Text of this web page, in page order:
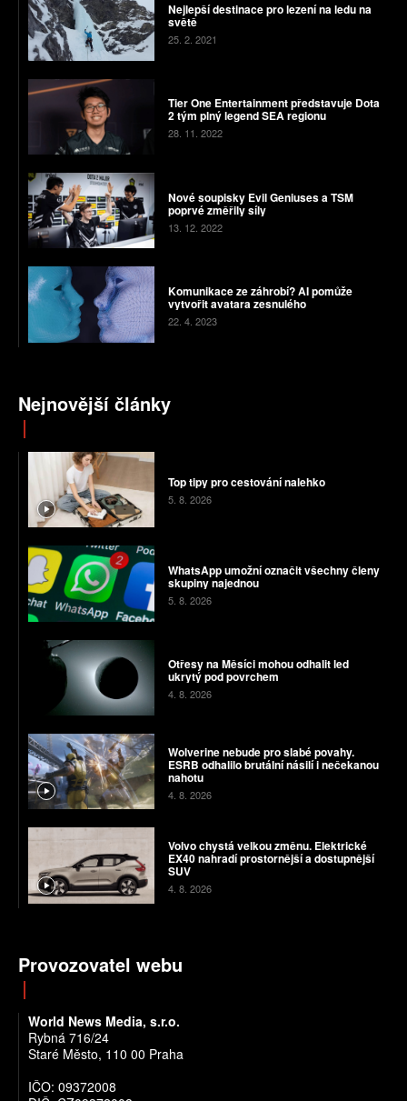
Nejlepší destinace pro lezení na ledu na
světě
25. 2. 2021
Tier One Entertainment představuje Dota
2 tým plný legend SEA regionu
28. 11. 2022
Nové soupisky Evil Geniuses a TSM
poprvé změřily síly
13. 12. 2022
Komunikace ze záhrobí? AI pomůže
vytvořit avatara zesnulého
22. 4. 2023
Nejnovější články
Top tipy pro cestování nalehko
5. 8. 2026
WhatsApp umožní označit všechny členy
skupiny najednou
5. 8. 2026
Otřesy na Měsíci mohou odhalit led
ukrytý pod povrchem
4. 8. 2026
Wolverine nebude pro slabé povahy.
ESRB odhalilo brutální násilí i nečekanou
nahotu
4. 8. 2026
Volvo chystá velkou změnu. Elektrické
EX40 nahradí prostornější a dostupnější
SUV
4. 8. 2026
Provozovatel webu
World News Media, s.r.o.
Rybná 716/24
Staré Město, 110 00 Praha
IČO: 09372008